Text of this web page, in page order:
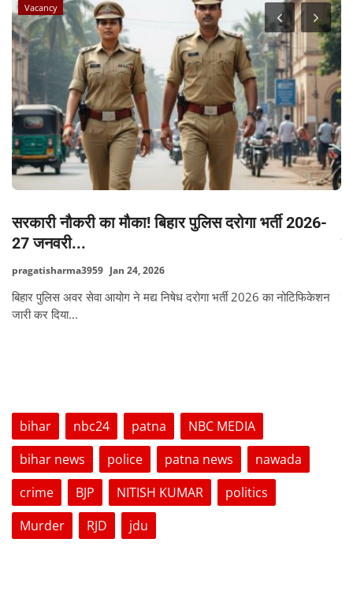
Vacancy
सरकारी नौकरी का मौका! बिहार पुलिस दरोगा भर्ती 2026-
27 जनवरी...
pragatisharma3959 Jan 24, 2026
बिहार पुलिस अवर सेवा आयोग ने मद्य निषेध दरोगा भर्ती 2026 का नोटिफिकेशन
जारी कर दिया...
bihar nbc24 patna
NBC MEDIA
bihar news
police patna news
nawada
crime
BJP NITISH KUMAR
politics
Murder
RJD jdu